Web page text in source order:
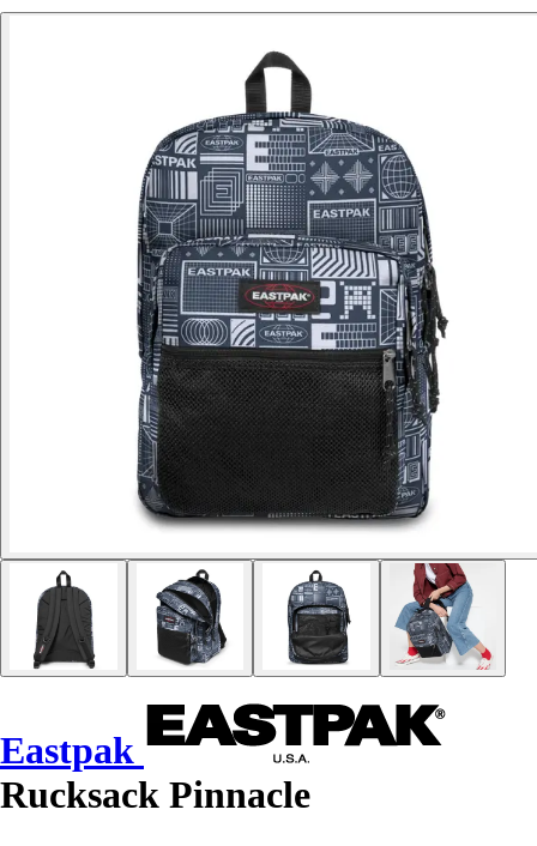
Eastpak
Rucksack Pinnacle